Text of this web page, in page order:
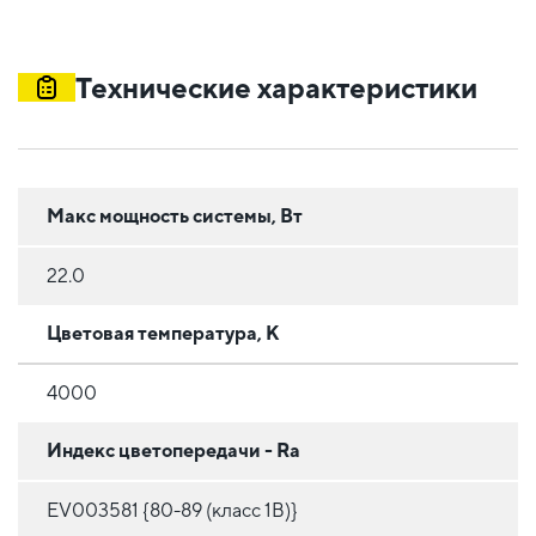
Технические характеристики
Макс мощность системы, Вт
22.0
Цветовая температура, К
4000
Индекс цветопередачи - Ra
EV003581 {80-89 (класс 1B)}